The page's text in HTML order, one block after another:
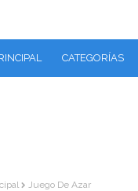
CATEGORÍAS
Juego De Azar